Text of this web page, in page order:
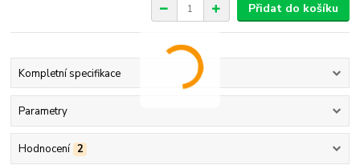
Přidat do košíku
Kompletní specifikace
Parametry
Hodnocení 2